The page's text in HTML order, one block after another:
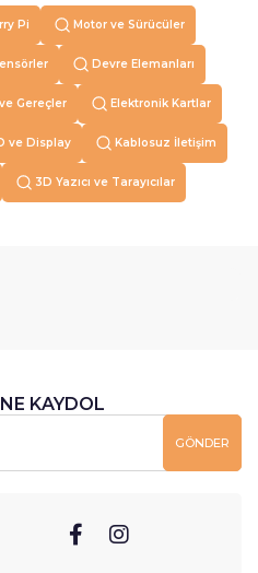
Pi Motor ve Sürücüler
Devre Elemanları
Gereçler Elektronik Kartlar
ve Display Kablosuz İletişim
3D Yazıcı ve Tarayıcılar
KAYDOL
GÖNDER